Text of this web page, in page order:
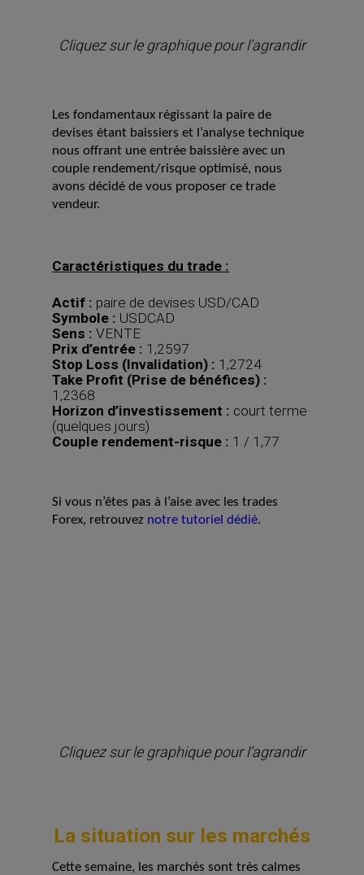
Cliquez sur le graphique pour l’agrandir
Les fondamentaux régissant la paire de
devises étant baissiers et l’analyse technique
nous offrant une entrée baissière avec un
couple rendement/risque optimisé, nous
avons décidé de vous proposer ce trade
vendeur.
Caractéristiques du trade :
Actif : paire de devises USD/CAD
Symbole : USDCAD
Sens : VENTE
Prix d’entrée : 1,2597
Stop Loss (Invalidation) : 1,2724
Take Profit (Prise de bénéfices) :
1,2368
Horizon d’investissement : court terme
(quelques jours)
Couple rendement-risque : 1 / 1,77
Si vous n’êtes pas à l’aise avec les trades
Forex, retrouvez notre tutoriel dédié.
Cliquez sur le graphique pour l’agrandir
La situation sur les marchés
Cette semaine, les marchés sont très calmes